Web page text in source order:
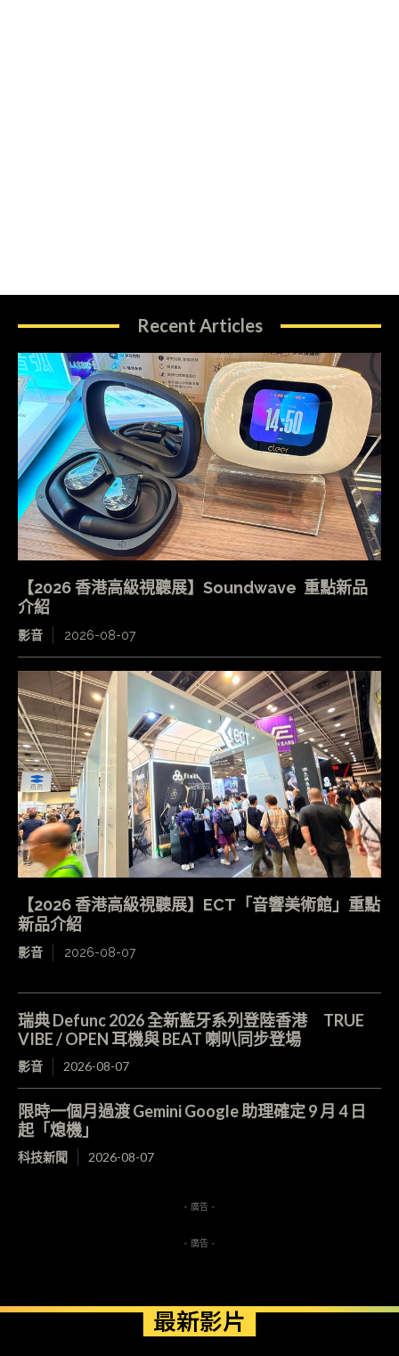
Recent Articles
【2026 香港高級視聽展】Soundwave 重點新品
介紹
影音 2026-08-07
【2026 香港高級視聽展】ECT「音響美術館」重點
新品介紹
影音 2026-08-07
瑞典 Defunc 2026 全新藍牙系列登陸香港 TRUE
VIBE / OPEN 耳機與 BEAT 喇叭同步登場
影音 2026-08-07
限時一個月過渡 Gemini Google 助理確定 9 月 4 日
起「熄機」
科技新聞 2026-08-07
- 廣告 -
- 廣告 -
最新影片